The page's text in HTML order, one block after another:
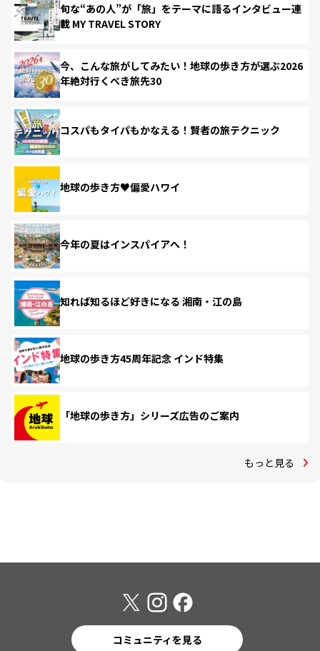
旬な“あの人”が「旅」をテーマに語るインタビュー連
載 MY TRAVEL STORY
今、こんな旅がしてみたい！地球の歩き方が選ぶ2026
年絶対行くべき旅先30
コスパもタイパもかなえる！賢者の旅テクニック
地球の歩き方♥偏愛ハワイ
今年の夏はインスパイアへ！
知れば知るほど好きになる 湘南・江の島
地球の歩き方45周年記念 インド特集
「地球の歩き方」シリーズ広告のご案内
もっと見る
コミュニティを見る